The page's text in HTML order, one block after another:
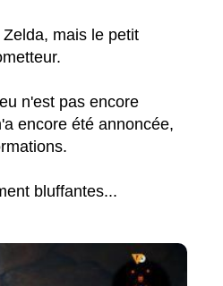
mais le petit
n'est pas encore
encore été annoncée,
bluffantes...